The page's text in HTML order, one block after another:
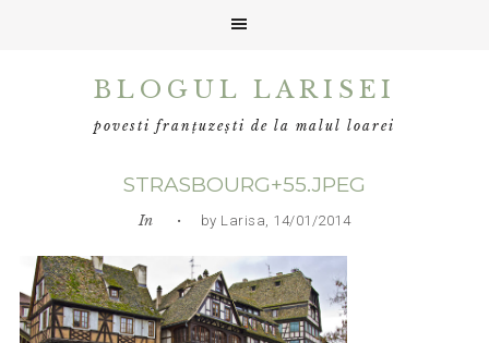
BLOGUL LARISEI
povesti franțuzești de la malul loarei
STRASBOURG+55.JPEG
In • by Larisa, 14/01/2014